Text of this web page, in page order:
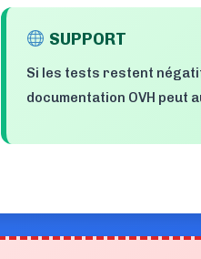
SUPPORT
Si les tests restent
documentation OVH peut